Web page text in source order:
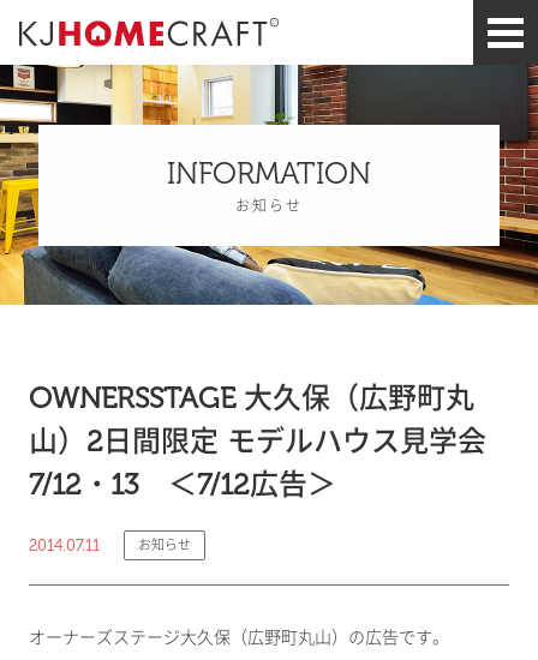
INFORMATION
お知らせ
OWNERSSTAGE 大久保（広野町丸
山）2日間限定 モデルハウス見学会
7/12・13 ＜7/12広告＞
2014.07.11 お知らせ
オーナーズステージ大久保（広野町丸山）の広告です。